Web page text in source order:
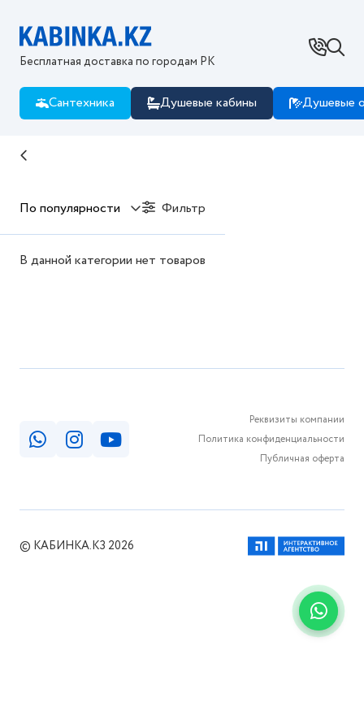
Бесплатная доставка по городам РК
Сантехника Душевые кабины Душевые
По популярности Фильтр
В данной категории нет товаров
Реквизиты компании
Политика конфиденциальности
Публичная оферта
© КАБИНКА.КЗ 2026